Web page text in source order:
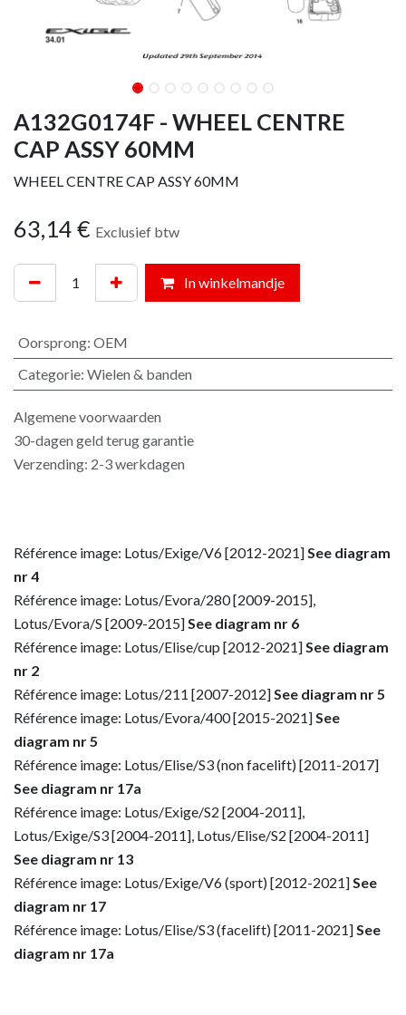
A132G0174F - WHEEL CENTRE
CAP ASSY 60MM
WHEEL CENTRE CAP ASSY 60MM
63,14 € Exclusief btw
In winkelmandje
Oorsprong: OEM
Categorie: Wielen & banden
Algemene voorwaarden
30-dagen geld terug garantie
Verzending: 2-3 werkdagen
Référence image: Lotus/Exige/V6 [2012-2021]See diagram
nr 4
Référence image: Lotus/Evora/280 [2009-2015],
Lotus/Evora/S [2009-2015]See diagram nr 6
Référence image: Lotus/Elise/cup [2012-2021]See diagram
nr 2
Référence image: Lotus/211 [2007-2012]See diagram nr 5
Référence image: Lotus/Evora/400 [2015-2021]See
diagram nr 5
Référence image: Lotus/Elise/S3 (non facelift) [2011-2017]
See diagram nr 17a
Référence image: Lotus/Exige/S2 [2004-2011],
Lotus/Exige/S3 [2004-2011], Lotus/Elise/S2 [2004-2011]
See diagram nr 13
Référence image: Lotus/Exige/V6 (sport) [2012-2021]See
diagram nr 17
Référence image: Lotus/Elise/S3 (facelift) [2011-2021]See
diagram nr 17a